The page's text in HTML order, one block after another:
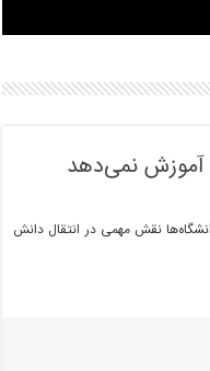
آموزش نمی‌دهد
نقش مهمی در انتقال دانش